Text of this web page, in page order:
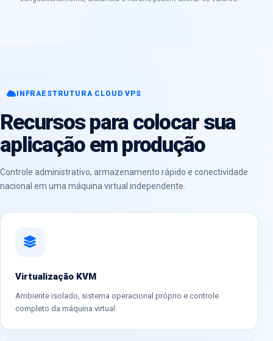
INFRAESTRUTURA CLOUD VPS
Recursos para colocar sua
aplicação em produção
Controle administrativo, armazenamento rápido e conectividade
nacional em uma máquina virtual independente.
Virtualização KVM
Ambiente isolado, sistema operacional próprio e controle
completo da máquina virtual.